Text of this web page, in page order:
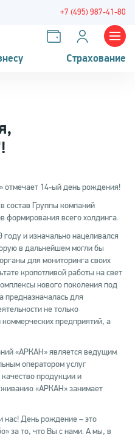
+7 (495) 987-41-80
Страхование
отмечает 14-ый день рождения!
состав Группы компаний
формирования всего холдинга.
и изначально нацеливался
в дальнейшем могли бы
для мониторинга своих
кропотливой работы на свет
нового поколения под
предназначалась для
не только
предприятий, а
«АРКАН» является ведущим
оператором услуг
продукции и
«АРКАН» занимает
нас! День рождение – это
за то, что Вы с нами. А мы, в